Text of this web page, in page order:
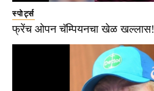
स्पोर्ट्स
फ्रेंच ओपन चॅम्पियनचा खेळ खल्लास!